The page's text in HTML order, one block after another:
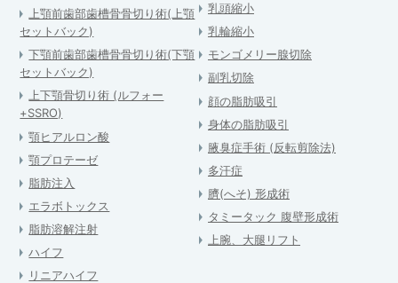
上顎前歯部歯槽骨骨切り術(上顎
セットバック)
下顎前歯部歯槽骨骨切り術(下顎
セットバック)
上下顎骨切り術 (ルフォー
+SSRO)
顎ヒアルロン酸
顎プロテーゼ
脂肪注入
エラボトックス
脂肪溶解注射
ハイフ
リニアハイフ
乳頭縮小
乳輪縮小
モンゴメリー腺切除
副乳切除
顔の脂肪吸引
身体の脂肪吸引
腋臭症手術 (反転剪除法)
多汗症
臍(へそ) 形成術
タミータック 腹壁形成術
上腕、大腿リフト